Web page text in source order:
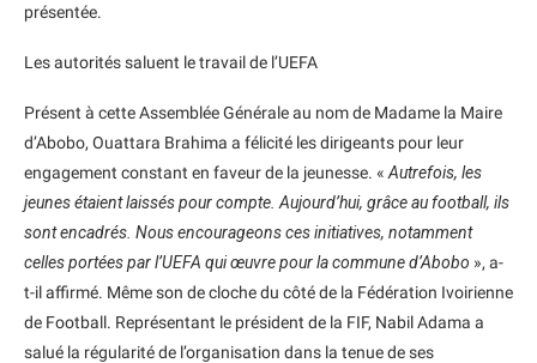
présentée.
Les autorités saluent le travail de l’UEFA
Présent à cette Assemblée Générale au nom de Madame la Maire
d’Abobo, Ouattara Brahima a félicité les dirigeants pour leur
engagement constant en faveur de la jeunesse. « Autrefois, les
jeunes étaient laissés pour compte. Aujourd’hui, grâce au football, ils
sont encadrés. Nous encourageons ces initiatives, notamment
celles portées par l’UEFA qui œuvre pour la commune d’Abobo », a-
t-il affirmé. Même son de cloche du côté de la Fédération Ivoirienne
de Football. Représentant le président de la FIF, Nabil Adama a
salué la régularité de l’organisation dans la tenue de ses